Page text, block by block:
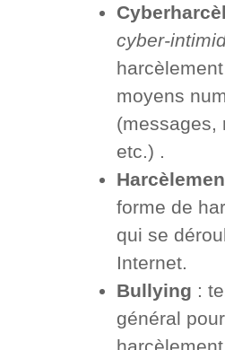
cyber-
moyens
(messages,
etc.) .
forme de
qui se
Internet.
Bullying :
général